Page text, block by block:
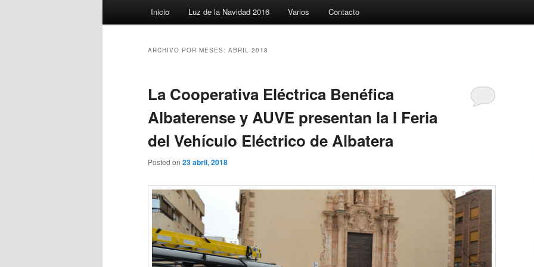
Inicio Luz de la Navidad 2016 Varios Contacto
ARCHIVO POR MESES: ABRIL 2018
La Cooperativa Eléctrica Benéfica
Albaterense y AUVE presentan la I Feria
del Vehículo Eléctrico de Albatera
Posted on 23 abril, 2018